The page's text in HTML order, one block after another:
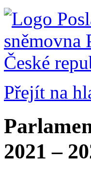
Přejít na
2021 –